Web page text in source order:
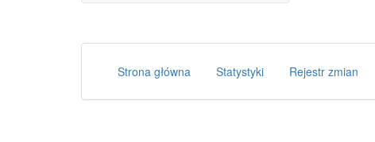
Strona główna Statystyki Rejestr zmian